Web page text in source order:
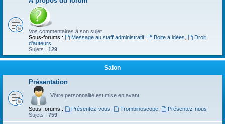
Vos commentaires à son sujet
Sous-forums :
Message au staff administratif, Boite à idées
Droit
d'auteurs
Sujets : 129
Salon
Présentation
Vôtre personnalité est mise en avant
Sous-forums : Présentez-vous Trombinoscope,
Présentez-nous
Sujets : 759